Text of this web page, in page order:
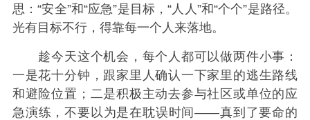
思：“安全”和“应急”是目标，“人人”和“个个”是路径。
光有目标不行，得靠每一个人来落地。
趁今天这个机会，每个人都可以做两件小事：
一是花十分钟，跟家里人确认一下家里的逃生路线
和避险位置；二是积极主动去参与社区或单位的应
急演练，不要以为是在耽误时间——真到了要命的